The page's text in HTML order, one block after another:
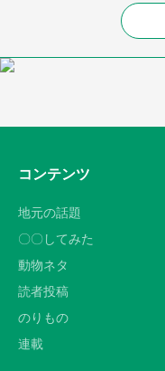
コンテンツ
地元の話題
〇〇してみた
動物ネタ
読者投稿
のりもの
連載